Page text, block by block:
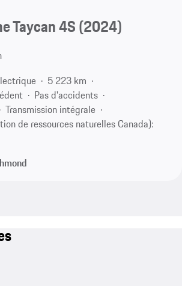
Taycan 4S (2024)
5 223 km
Pas d'accidents
Transmission intégrale
de ressources naturelles Canada):